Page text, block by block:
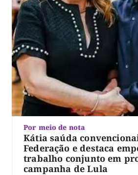
Por meio de nota
Kátia saúda
Federação e destaca
trabalho conjunto em
campanha de Lula